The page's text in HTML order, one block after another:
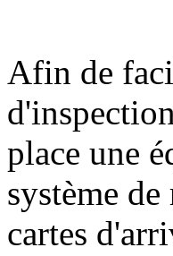
Afin de
place une
système
cartes